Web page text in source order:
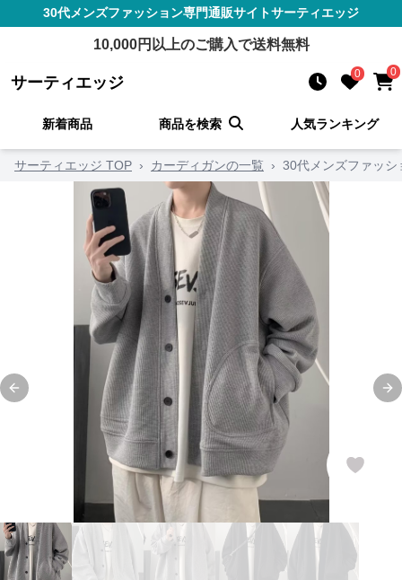
30代メンズファッション専門通販サイトサーティエッジ
10,000円以上のご購入で送料無料
サーティエッジ 0 0
新着商品 商品を検索 人気ランキング
サーティエッジ TOP › カーディガンの一覧 › 30代メンズファッ
Previous slide